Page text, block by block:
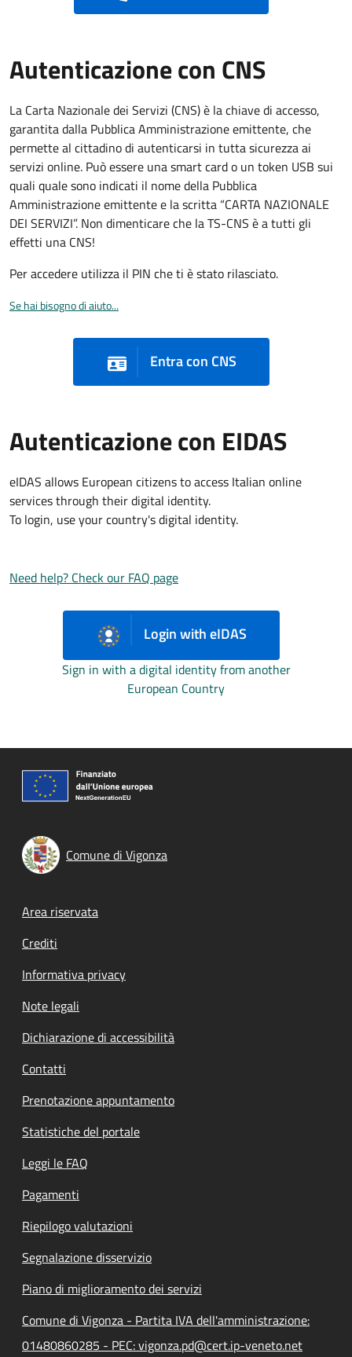
Autenticazione con CNS
La Carta Nazionale dei Servizi (CNS) è la chiave di accesso,
garantita dalla Pubblica Amministrazione emittente, che
permette al cittadino di autenticarsi in tutta sicurezza ai
servizi online. Può essere una smart card o un token USB sui
quali quale sono indicati il nome della Pubblica
Amministrazione emittente e la scritta “CARTA NAZIONALE
DEI SERVIZI”. Non dimenticare che la TS-CNS è a tutti gli
effetti una CNS!
Per accedere utilizza il PIN che ti è stato rilasciato.
Se hai bisogno di aiuto...
Entra con CNS
Autenticazione con EIDAS
eIDAS allows European citizens to access Italian online
services through their digital identity.
To login, use your country's digital identity.
Need help? Check our FAQ page
Login with eIDAS
Sign in with a digital identity from another
European Country
Comune di Vigonza
Footer menu
Area riservata
Crediti
Informativa privacy
Note legali
Dichiarazione di accessibilità
Contatti
Prenotazione appuntamento
Statistiche del portale
Leggi le FAQ
Pagamenti
Riepilogo valutazioni
Segnalazione disservizio
Piano di miglioramento dei servizi
Comune di Vigonza - Partita IVA dell'amministrazione:
01480860285 - PEC: vigonza.pd@cert.ip-veneto.net